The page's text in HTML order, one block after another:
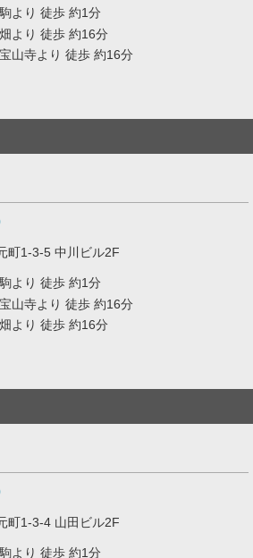
より 徒歩 約1分
より 徒歩 約16分
山寺より 徒歩 約16分
町1-3-5 中川ビル2F
より 徒歩 約1分
山寺より 徒歩 約16分
より 徒歩 約16分
町1-3-4 山田ビル2F
より 徒歩 約1分